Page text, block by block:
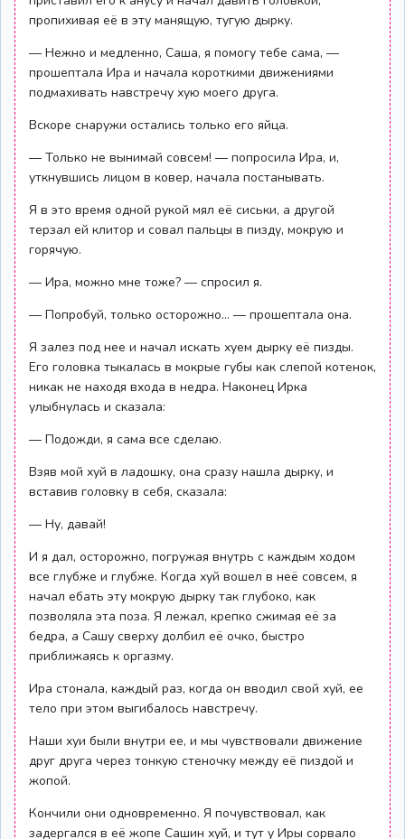
пропихивая её в эту манящую, тугую дырку.
— Нежно и медленно, Саша, я помогу тебе сама, —
прошептала Ира и начала короткими движениями
подмахивать навстречу хую моего друга.
Вскоре снаружи остались только его яйца.
— Только не вынимай совсем! — попросила Ира, и,
уткнувшись лицом в ковер, начала постанывать.
Я в это время одной рукой мял её сиськи, а другой
терзал ей клитор и совал пальцы в пизду, мокрую и
горячую.
— Ира, можно мне тоже? — спросил я.
— Попробуй, только осторожно… — прошептала она.
Я залез под нее и начал искать хуем дырку её пизды.
Его головка тыкалась в мокрые губы как слепой котенок,
никак не находя входа в недра. Наконец Ирка
улыбнулась и сказала:
— Подожди, я сама все сделаю.
Взяв мой хуй в ладошку, она сразу нашла дырку, и
вставив головку в себя, сказала:
— Ну, давай!
И я дал, осторожно, погружая внутрь с каждым ходом
все глубже и глубже. Когда хуй вошел в неё совсем, я
начал ебать эту мокрую дырку так глубоко, как
позволяла эта поза. Я лежал, крепко сжимая её за
бедра, а Сашу сверху долбил её очко, быстро
приближаясь к оргазму.
Ира стонала, каждый раз, когда он вводил свой хуй, ее
тело при этом выгибалось навстречу.
Наши хуи были внутри ее, и мы чувствовали движение
друг друга через тонкую стеночку между её пиздой и
жопой.
Кончили они одновременно. Я почувствовал, как
задергался в её жопе Сашин хуй, и тут у Иры сорвало